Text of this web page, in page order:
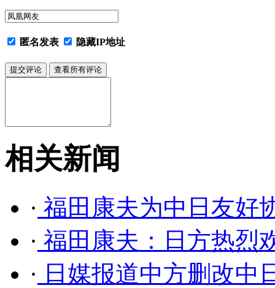
匿名发表 隐藏IP地址
相关新闻
· 福田康夫为中日友好
· 福田康夫：日方热烈
· 日媒报道中方删改中